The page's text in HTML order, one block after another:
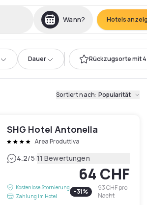
Wann? Hotels
Dauer Rückzugsorte mit
Sortiert nach: Popularität
SHG Hotel Antonella
Area Produttiva
4.2/5|11 Bewertungen
Kostenlose Stornierung
Zahlung im Hotel
64 CHF
-31% 93 CHFpro
Nacht